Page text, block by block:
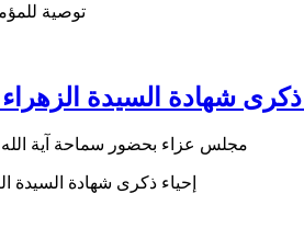
توصية
ذكرى شهادة السيدة
مجلس عزاء بحضور سماحة آية الله